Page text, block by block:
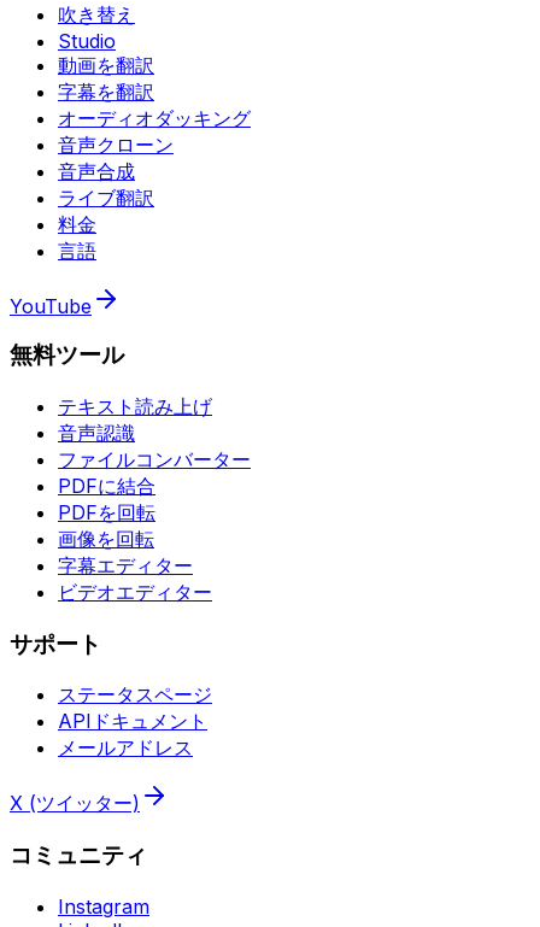
吹き替え
Studio
動画を翻訳
字幕を翻訳
オーディオダッキング
音声クローン
音声合成
ライブ翻訳
料金
言語
YouTube
無料ツール
テキスト読み上げ
音声認識
ファイルコンバーター
PDFに結合
PDFを回転
画像を回転
字幕エディター
ビデオエディター
サポート
ステータスページ
APIドキュメント
メールアドレス
X (ツイッター)
コミュニティ
Instagram